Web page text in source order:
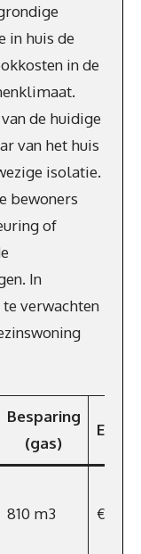
in huis de
in de
de huidige
van het huis
isolatie.
bewoners
of
In
te verwachten
Besparing
(gas)
810 m3 €567